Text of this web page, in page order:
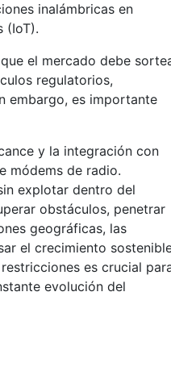
inalámbricas en
(IoT).
el mercado debe
regulatorios,
embargo, es importante
y la integración con
módems de radio.
explotar dentro del
obstáculos, penetrar
geográficas, las
el crecimiento
es crucial
evolución del